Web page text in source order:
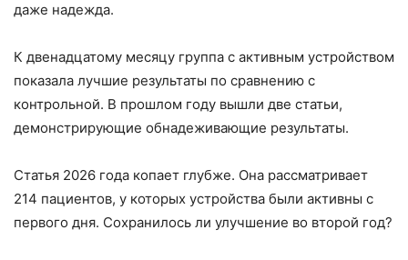
даже надежда.
К двенадцатому месяцу группа с активным устройством
показала лучшие результаты по сравнению с
контрольной. В прошлом году вышли две статьи,
демонстрирующие обнадеживающие результаты.
Статья 2026 года копает глубже. Она рассматривает
214 пациентов, у которых устройства были активны с
первого дня. Сохранилось ли улучшение во второй год?